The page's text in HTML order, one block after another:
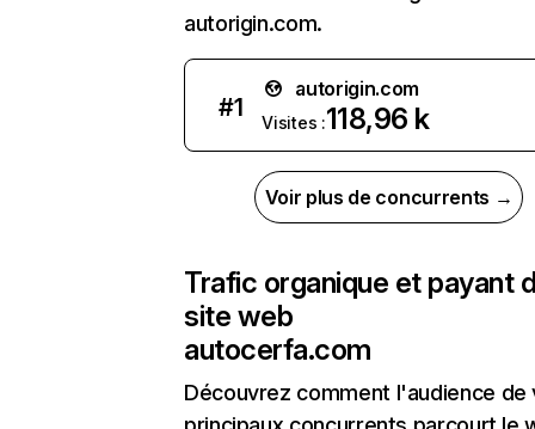
autorigin.com.
#1
autorigin.com
Visites :118,96 k
Voir plus de concurrents →
Trafic organique et payant
site web
autocerfa.com
Découvrez comment l'audience de